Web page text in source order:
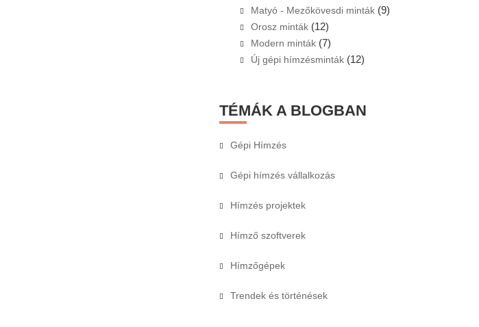
Matyó - Mezőkövesdi minták (9)
Orosz minták (12)
Modern minták (7)
Új gépi hímzésminták (12)
TÉMÁK A BLOGBAN
Gépi Hímzés
Gépi hímzés vállalkozás
Hímzés projektek
Hímző szoftverek
Hímzőgépek
Trendek és történések